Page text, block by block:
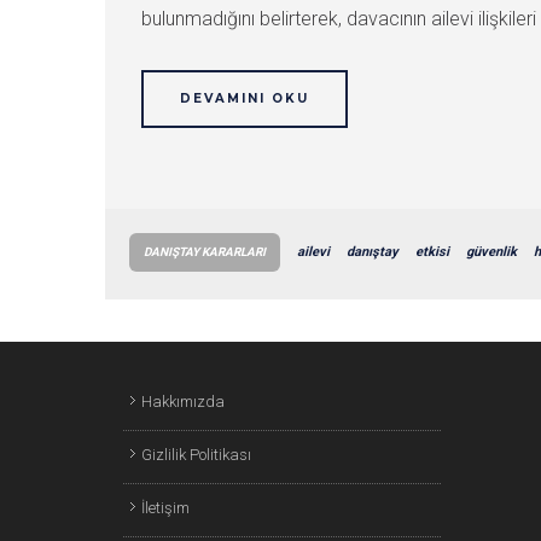
bulunmadığını belirterek, davacının ailevi
DEVAMINI OKU
DANIŞTAY KARARLARI ailevi danıştay etkisi güvenlik
Hakkımızda
Gizlilik Politikası
İletişim